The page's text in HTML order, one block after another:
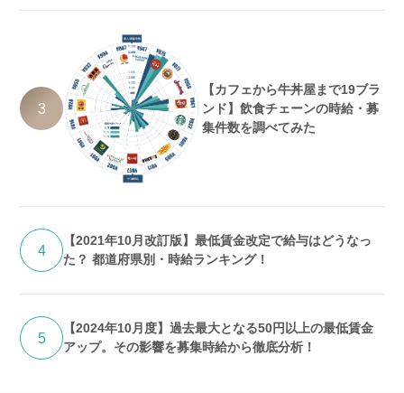
3
【カフェから牛丼屋まで19ブラ
ンド】飲食チェーンの時給・募
集件数を調べてみた
4
【2021年10月改訂版】最低賃金改定で給与はどうなっ
た？ 都道府県別・時給ランキング！
5
【2024年10月度】過去最大となる50円以上の最低賃金
アップ。その影響を募集時給から徹底分析！